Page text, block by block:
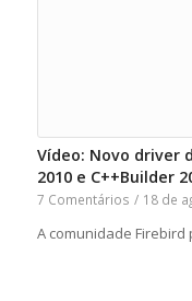
Vídeo: Novo driver
2010 e C++Builder
7 Comentários / 18 de
A comunidade Firebird